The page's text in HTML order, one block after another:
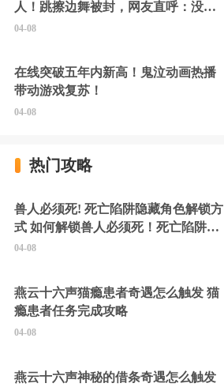
人！跳擦边舞被封，网友直呼：没边
硬擦封的好！
04-08
在线突破五年内新高！鬼泣动画热播
带动游戏复苏！
04-08
热门攻略
兽人必须死! 死亡陷阱隐藏角色解锁方
式 如何解锁兽人必须死！死亡陷阱中
的隐藏角色
04-08
燕云十六声猫瘾患者奇遇怎么触发 猫
瘾患者任务完成攻略
04-08
燕云十六声神秘的借条奇遇怎么触发